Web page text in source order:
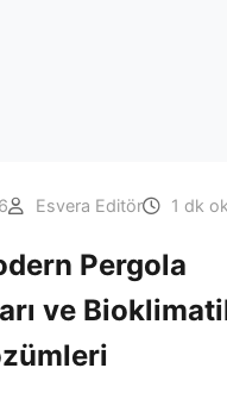
Esvera Editör 1 dk
Pergola
ve